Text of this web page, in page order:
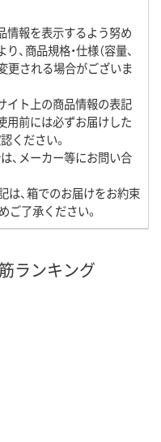
情報を表示するよう努め
、商品規格・仕様（容量、
更される場合がございま
イト上の商品情報の表記
用前には必ずお届けした
ください。
、メーカー等にお問い合
は、箱でのお届けをお約束
ご了承ください。
ランキング